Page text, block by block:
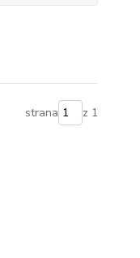
strana z 1